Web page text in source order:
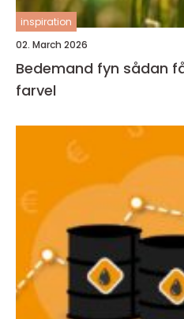
inspiration
02. March 2026
Bedemand fyn sådan får du ro til det sidste
farvel